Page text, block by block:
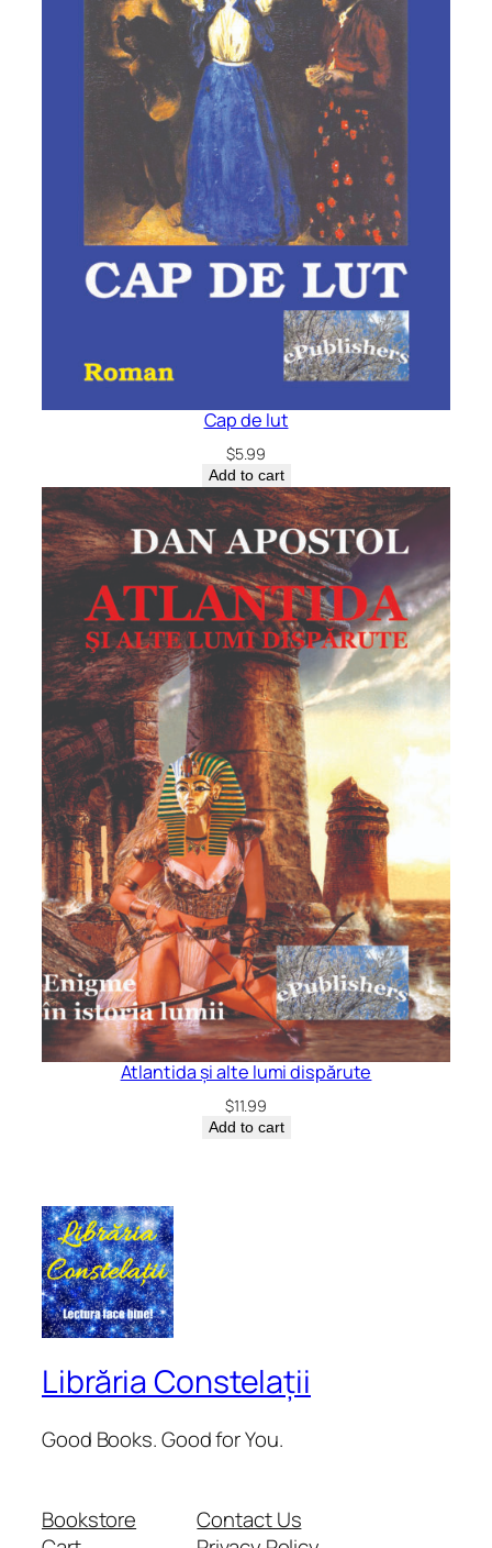
Cap de lut
$5.99
Add to cart
Atlantida și alte lumi dispărute
$11.99
Add to cart
Librăria Constelații
Good Books. Good for You.
Bookstore
Contact Us